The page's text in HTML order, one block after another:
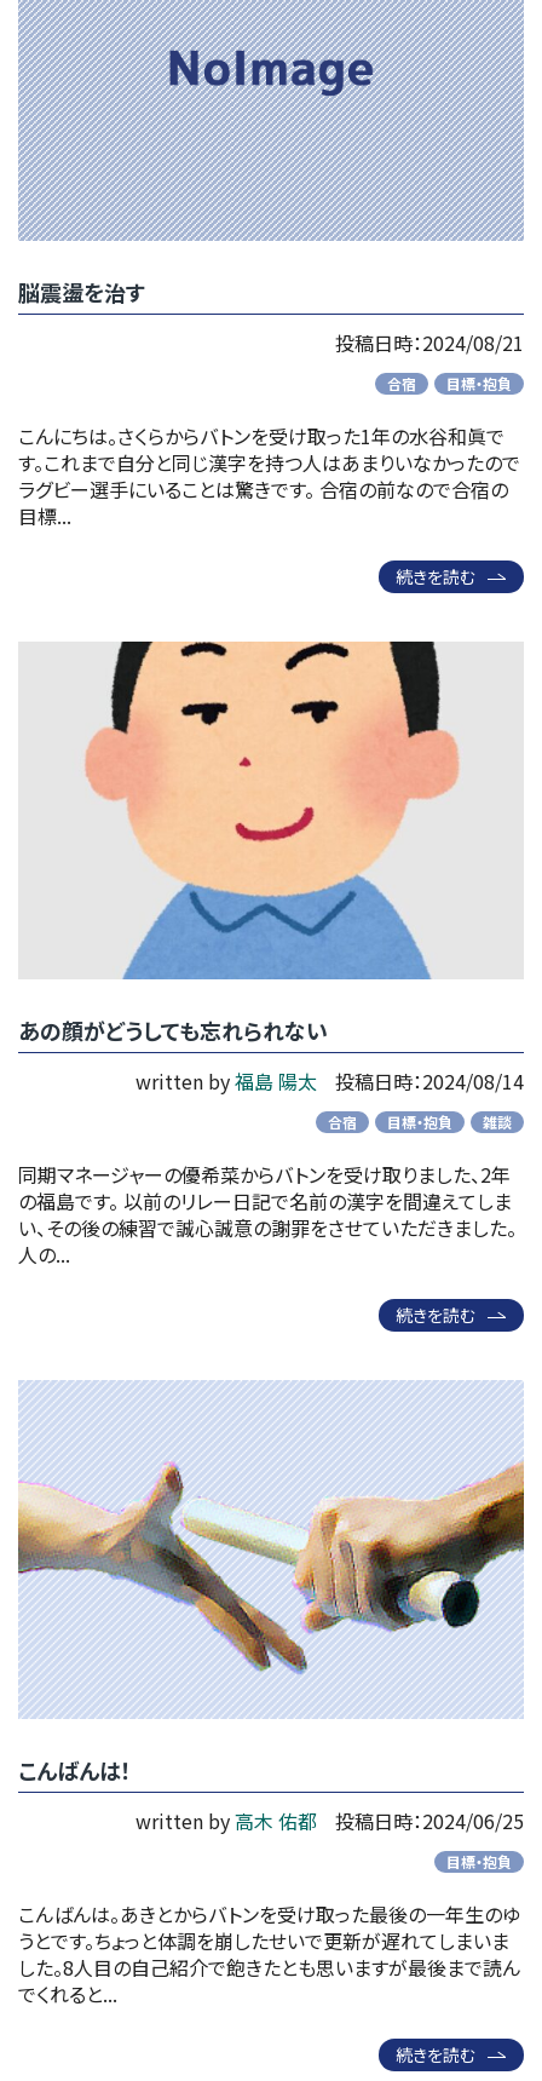
脳震盪を治す
投稿日時：2024/08/21
合宿 目標・抱負
こんにちは。さくらからバトンを受け取った1年の水谷和眞で
す。これまで自分と同じ漢字を持つ人はあまりいなかったので
ラグビー選手にいることは驚きです。 合宿の前なので合宿の
目標...
続きを読む
あの顔がどうしても忘れられない
written by福島 陽太 投稿日時：2024/08/14
合宿 目標・抱負 雑談
同期マネージャーの優希菜からバトンを受け取りました、2年
の福島です。 以前のリレー日記で名前の漢字を間違えてしま
い、その後の練習で誠心誠意の謝罪をさせていただきました。
人の...
続きを読む
こんばんは！
written by高木 佑都 投稿日時：2024/06/25
目標・抱負
こんばんは。あきとからバトンを受け取った最後の一年生のゆ
うとです。ちょっと体調を崩したせいで更新が遅れてしまいま
した。8人目の自己紹介で飽きたとも思いますが最後まで読ん
でくれると...
続きを読む